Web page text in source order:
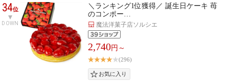
34位
DOWN
＼ランキング1位獲得／ 誕生日ケーキ 苺
のコンポー…
魔法洋菓子店ソルシエ
2,740円～
(296)